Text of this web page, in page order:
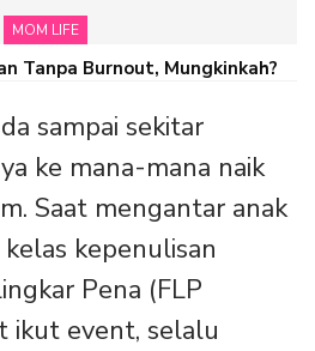
MOM LIFE
Tanpa Burnout, Mungkinkah?
sampai sekitar
ke mana-mana naik
Saat mengantar anak
kepenulisan
Pena (FLP
ikut event, selalu